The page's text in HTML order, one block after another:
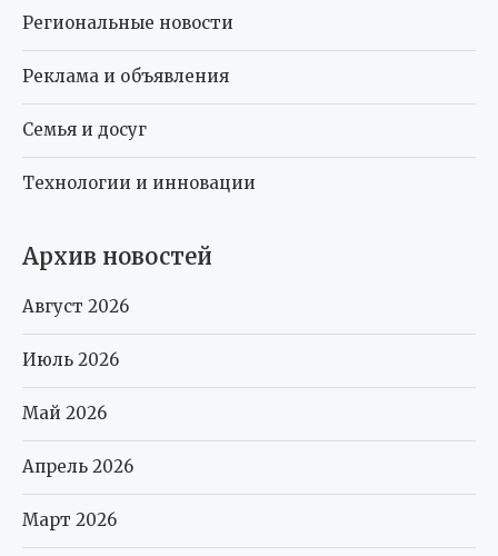
Региональные новости
Реклама и объявления
Семья и досуг
Технологии и инновации
Архив новостей
Август 2026
Июль 2026
Май 2026
Апрель 2026
Март 2026